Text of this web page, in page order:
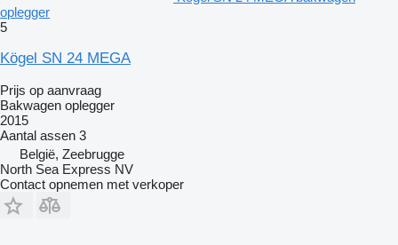
oplegger
5
Kögel SN 24 MEGA
Prijs op aanvraag
Bakwagen oplegger
2015
Aantal assen 3
België, Zeebrugge
North Sea Express NV
Contact opnemen met verkoper